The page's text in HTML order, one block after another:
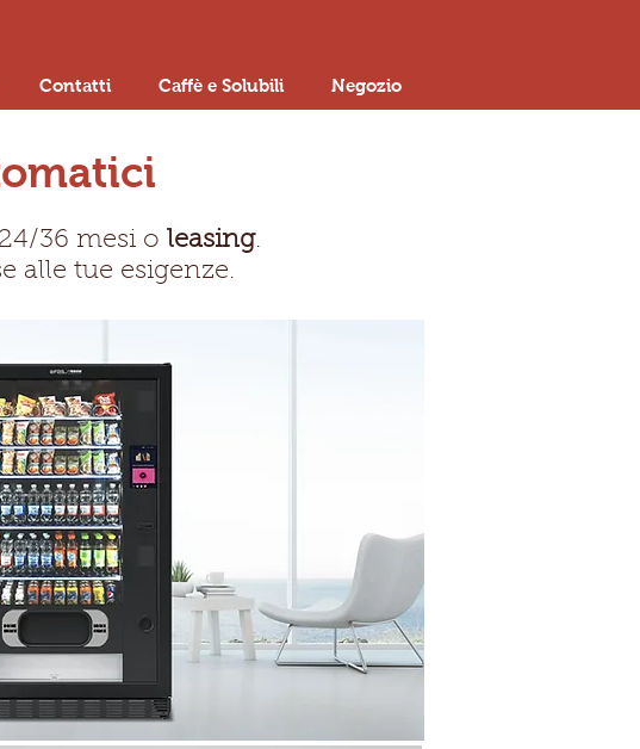
Contatti Caffè e Solubili Negozio
36 mesi o leasing.
alle tue esigenze.